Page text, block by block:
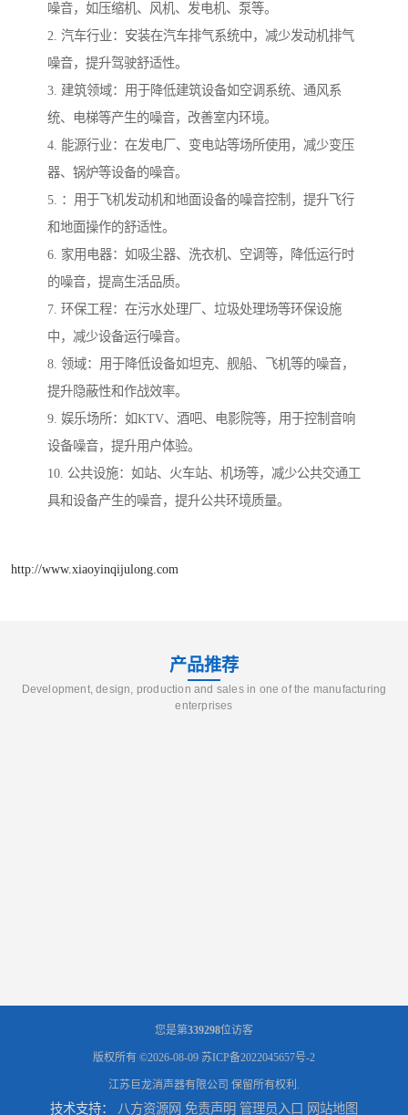
噪音，如压缩机、风机、发电机、泵等。
2. 汽车行业：安装在汽车排气系统中，减少发动机排气
噪音，提升驾驶舒适性。
3. 建筑领域：用于降低建筑设备如空调系统、通风系
统、电梯等产生的噪音，改善室内环境。
4. 能源行业：在发电厂、变电站等场所使用，减少变压
器、锅炉等设备的噪音。
5. ：用于飞机发动机和地面设备的噪音控制，提升飞行
和地面操作的舒适性。
6. 家用电器：如吸尘器、洗衣机、空调等，降低运行时
的噪音，提高生活品质。
7. 环保工程：在污水处理厂、垃圾处理场等环保设施
中，减少设备运行噪音。
8. 领域：用于降低设备如坦克、舰船、飞机等的噪音，
提升隐蔽性和作战效率。
9. 娱乐场所：如KTV、酒吧、电影院等，用于控制音响
设备噪音，提升用户体验。
10. 公共设施：如站、火车站、机场等，减少公共交通工
具和设备产生的噪音，提升公共环境质量。
http://www.xiaoyinqijulong.com
产品推荐
Development, design, production and sales in one of the manufacturing
enterprises
您是第339298位访客
版权所有 ©2026-08-09 苏ICP备2022045657号-2
江苏巨龙消声器有限公司 保留所有权利.
技术支持： 八方资源网 免责声明 管理员入口 网站地图